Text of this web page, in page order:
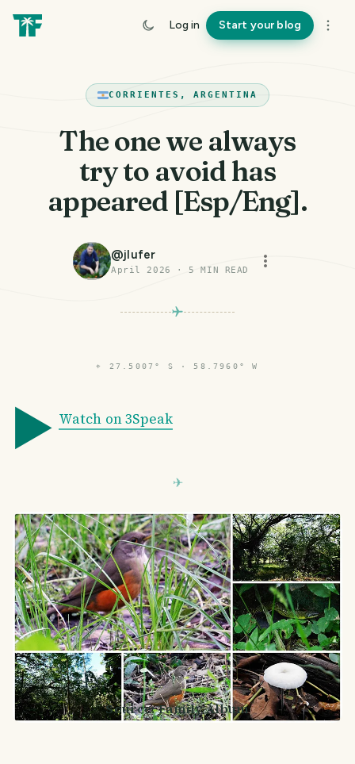
Log in Start your blog
CORRIENTES, ARGENTINA
The one we always
try to avoid has
appeared [Esp/Eng].
@jlufer
April 2026 ·5 MIN READ
⌖ 27.5007° S · 58.7960° W
▶️ Watch on 3Speak
Source: Family Álbum